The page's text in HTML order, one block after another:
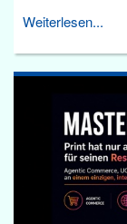
Weiterlesen...